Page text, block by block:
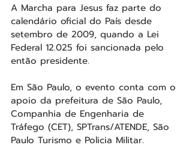
A Marcha para Jesus faz parte do
calendário oficial do País desde
setembro de 2009, quando a Lei
Federal 12.025 foi sancionada pelo
então presidente.
Em São Paulo, o evento conta com o
apoio da prefeitura de São Paulo,
Companhia de Engenharia de
Tráfego (CET), SPTrans/ATENDE, São
Paulo Turismo e Policia Militar.